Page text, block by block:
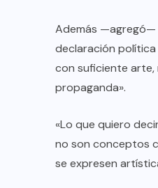
Además —agregó—
declaración política
con suficiente arte,
propaganda».
«Lo que quiero
no son conceptos
se expresen